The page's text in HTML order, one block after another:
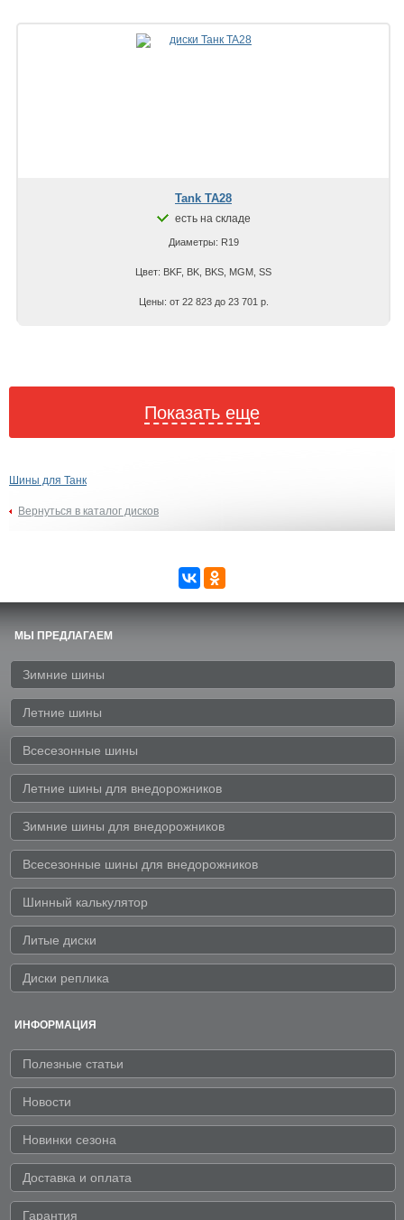
Tank TA28
есть на складе
Диаметры: R19
Цвет: BKF, BK, BKS, MGM, SS
Цены: от 22 823 до 23 701 р.
Показать еще
Шины для Танк
Вернуться в каталог дисков
МЫ ПРЕДЛАГАЕМ
Зимние шины
Летние шины
Всесезонные шины
Летние шины для внедорожников
Зимние шины для внедорожников
Всесезонные шины для внедорожников
Шинный калькулятор
Литые диски
Диски реплика
ИНФОРМАЦИЯ
Полезные статьи
Новости
Новинки сезона
Доставка и оплата
Гарантия